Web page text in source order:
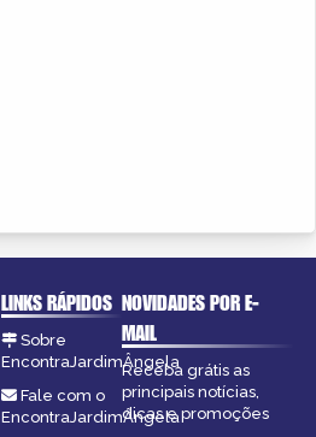
LINKS RÁPIDOS
Sobre
EncontraJardimÂngela
Fale com o
EncontraJardimÂngela
NOVIDADES POR E-
MAIL
Receba grátis as
principais notícias,
dicas e promoções